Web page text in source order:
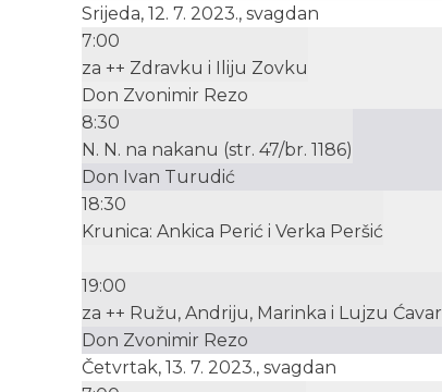
Srijeda, 12. 7. 2023., svagdan
7:00
za ++ Zdravku i Iliju Zovku
Don Zvonimir Rezo
8:30
N. N. na nakanu (str. 47/br. 1186)
Don Ivan Turudić
18:30
Krunica: Ankica Perić i Verka Peršić
19:00
za ++ Ružu, Andriju, Marinka i Lujzu Ćavar
Don Zvonimir Rezo
Četvrtak, 13. 7. 2023., svagdan